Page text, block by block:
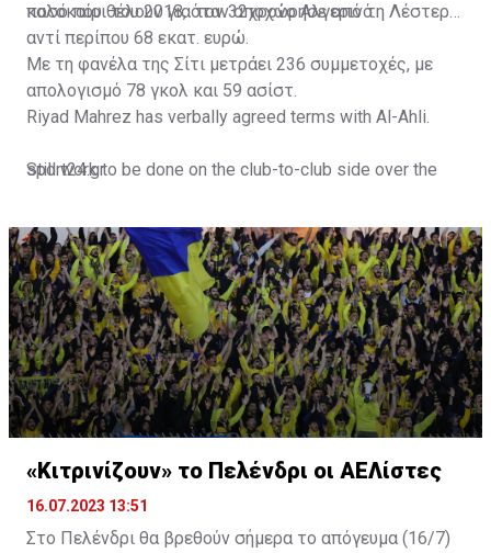
ποσό που θέλουν για τον 32χρονο Αλγερινό.
καλοκαίρι του 2018, όταν αποχώρησε από τη Λέστερ
αντί περίπου 68 εκατ. ευρώ.
Με τη φανέλα της Σίτι μετράει 236 συμμετοχές, με
απολογισμό 78 γκολ και 59 ασίστ.
Riyad Mahrez has verbally agreed terms with Al-Ahli.
Still work to be done on the club-to-club side over the
Not a done deal yet, but Mahrez is keen on the move and
Al-Ahli hope to move fast.🇸🇦
pic.twitter.com/Z0SmniQXIP
— Ben Jacobs (@JacobsBen)July 15, 2023
sport24.gr
«Κιτρινίζουν» το Πελένδρι οι ΑΕΛίστες
16.07.2023 13:51
Στο Πελένδρι θα βρεθούν σήμερα το απόγευμα (16/7)